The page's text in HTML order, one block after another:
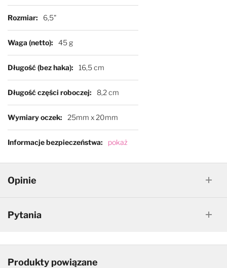
Rozmiar 6,5"
Waga (netto) 45 g
Długość (bez haka) 16,5 cm
Długość części roboczej 8,2 cm
Wymiary oczek 25mm x 20mm
Informacje bezpieczeństwa pokaż
Opinie
Pytania
Produkty powiązane